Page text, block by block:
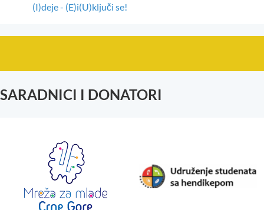
(I)deje - (E)i(U)ključi se!
SARADNICI I DONATORI